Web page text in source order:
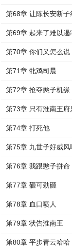
第68章 让陈长安断
第69章 起来了难以遏
第70章 你们又怎么说
第71章 牝鸡司晨
第72章 抢夺憨子机缘
第73章 只有淮南王
第74章 打死他
第75章 九世子好威风
第76章 我跟憨子拼命
第77章 砸可劲砸
第78章 血口喷人
第79章 状告淮南王
第80章 平步青云哈哈